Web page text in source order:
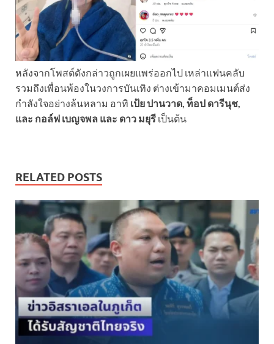
หลังจากโพสต์ดังกล่าวถูกเผยแพร่ออกไป เหล่าแฟนคลับ
รวมถึงเพื่อนพ้องในวงการบันเทิง ต่างเข้ามาคอมเมนต์ส่ง
กำลังใจอย่างล้นหลาม อาทิ เป้ย ปานวาด, ท็อป ดารีนุช,
และ กอล์ฟ เบญจพล และ ดาว มยุรี เป็นต้น
RELATED POSTS